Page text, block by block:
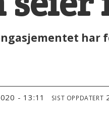
har
- 13:11 SIST OPPDATERT